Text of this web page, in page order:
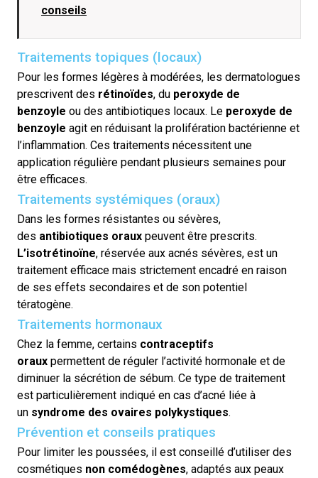
conseils
Traitements topiques (locaux)
Pour les formes légères à modérées, les dermatologues
prescrivent des rétinoïdes, du peroxyde de
benzoyle ou des antibiotiques locaux. Le peroxyde de
benzoyle agit en réduisant la prolifération bactérienne et
l’inflammation. Ces traitements nécessitent une
application régulière pendant plusieurs semaines pour
être efficaces.
Traitements systémiques (oraux)
Dans les formes résistantes ou sévères,
des antibiotiques oraux peuvent être prescrits.
L’isotrétinoïne, réservée aux acnés sévères, est un
traitement efficace mais strictement encadré en raison
de ses effets secondaires et de son potentiel
tératogène.
Traitements hormonaux
Chez la femme, certains contraceptifs
oraux permettent de réguler l’activité hormonale et de
diminuer la sécrétion de sébum. Ce type de traitement
est particulièrement indiqué en cas d’acné liée à
un syndrome des ovaires polykystiques.
Prévention et conseils pratiques
Pour limiter les poussées, il est conseillé d’utiliser des
cosmétiques non comédogènes, adaptés aux peaux